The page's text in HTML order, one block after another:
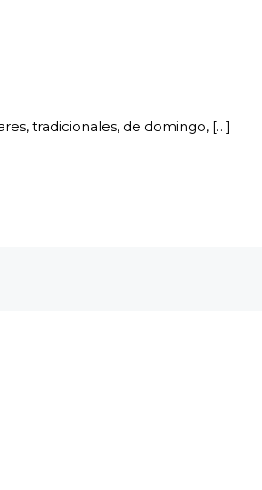
tradicionales, de domingo, […]